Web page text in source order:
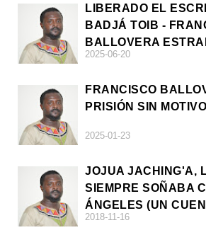
LIBERADO EL
BADJÁ TOIB -
BALLOVERA
2025-06-20
FRANCISCO
PRISIÓN SIN
2025-01-23
JOJUA JACHING'A,
SIEMPRE SOÑABA
ÁNGELES (UN
AFRICANO)
2018-11-16